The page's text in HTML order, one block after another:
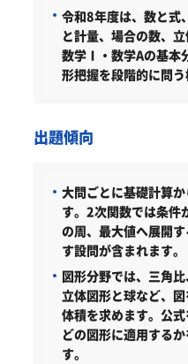
令和8年度は、数と式
と計量、場合の数、
数学Ⅰ・数学Aの基本
形把握を段階的に問う
出題傾向
大問ごとに基礎計算
す。2次関数では条件
の周、最大値へ展開
す設問が含まれます。
図形分野では、三角比
立体図形と球など、
体積を求めます。公式
どの図形に適用する
す。